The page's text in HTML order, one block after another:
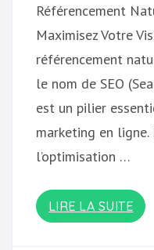
Référencement
Maximisez Votre
référencement
le nom de SEO
est un pilier
marketing en
l’optimisation …
LIRE LA SUITE